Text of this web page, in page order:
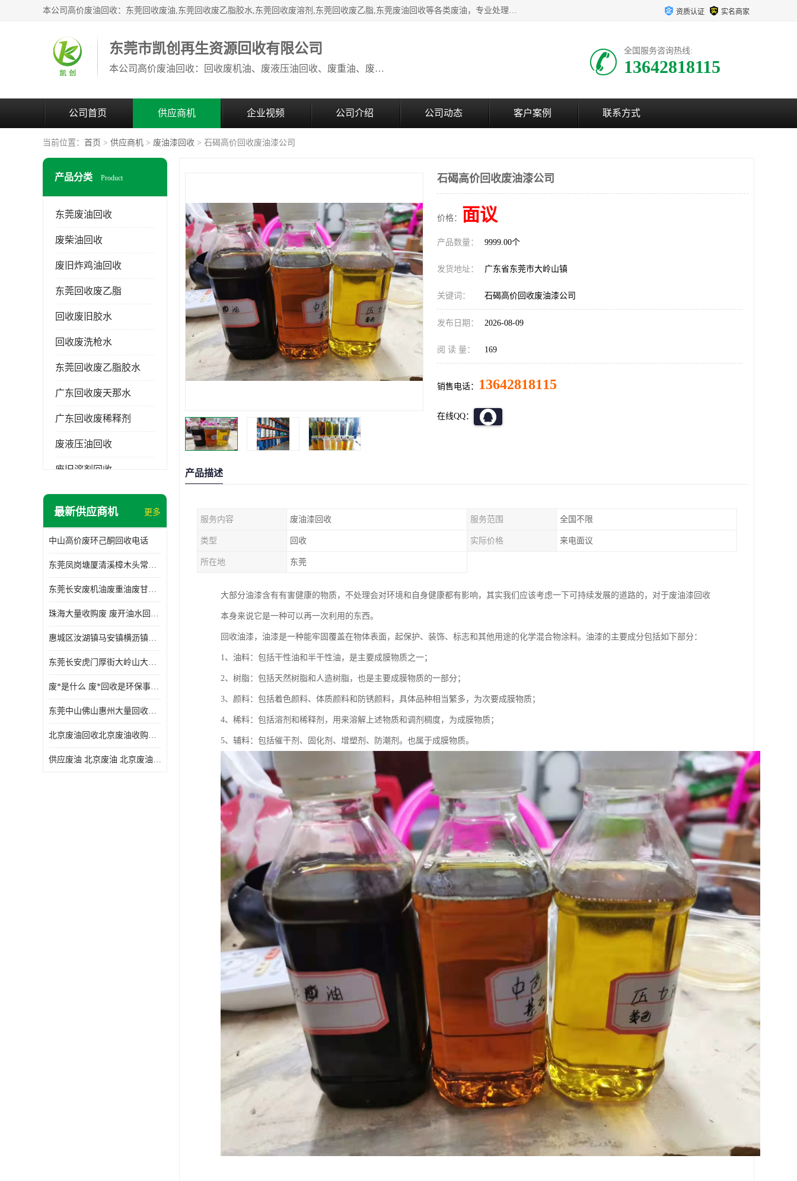
本公司高价废油回收：东莞回收废油,东莞回收废乙脂胶水,东莞回收废溶剂,东莞回收废乙脂,东莞废油回收等各类废油，专业处理从事化工产品研发与销售的综合型高科技服务性企业。我公司自成立以来，一直秉承“科技创新，立足诚信，感恩于心”的理念，力求设计与客户合作共赢的局面。在广大新老客户的大力支持下，我公司员工经过不懈努力，公司已快速发展成为国内知名化工企业。 资质认证 实名商家
东莞市凯创再生资源回收有限公司
本公司高价废油回收：回收废机油、废液压油回收、废重油、废食用油回收、废导热油、废、废油漆、废UV光油、废清、废白矿油、废变压器油
全国服务咨询热线:
13642818115
公司首页 供应商机 企业视频 公司介绍 公司动态 客户案例 联系方式
当前位置： 首页 > 供应商机 > 废油漆回收 > 石碣高价回收废油漆公司
产品分类 Product
东莞废油回收
废柴油回收
废旧炸鸡油回收
东莞回收废乙脂
回收废旧胶水
回收废洗枪水
东莞回收废乙脂胶水
广东回收废天那水
广东回收废稀释剂
废液压油回收
废旧溶剂回收
东莞回收废溶剂
废三氯乙烯回收
废混合溶剂回收
最新供应商机 更多
中山高价废环己酮回收电话
东莞凤岗塘厦清溪樟木头常平废液压油 废火花机油 废 废切削油 废齿轮油 废导轨油 废螺杆油
东莞长安废机油废重油废甘油废矿物油废燃料油废废润滑油废火花机油废油废齿轮油
珠海大量收购废 废开油水回收废酒精废废乙酯胶水废洗枪水废开油水废二废三氯丁脂乙脂废甲
惠城区汝湖镇马安镇横沥镇芦洲镇 惠阳新圩镇镇镇沙田镇废机油废液压油废润滑油废废火花机油废白电油废废齿轮油废白矿油废变压器油废燃料油
东莞长安虎门厚街大岭山大量回收废开油水废洗枪水废稀释剂
废*是什么 废*回收是环保事业吗
东莞中山佛山惠州大量回收废机油，废液压油，废润滑油，废，废火花机油，废白电油，废，废齿轮油，废白矿油，废变压器油，废燃料油，废切削油
北京废油回收北京废油收购再生注意的事项
供应废油 北京废油 北京废油回收 废油收购
石碣高价回收废油漆公司
价格： 面议
产品数量： 9999.00个
发货地址： 广东省东莞市大岭山镇
关键词： 石碣高价回收废油漆公司
发布日期： 2026-08-09
阅 读 量： 169
销售电话： 13642818115
在线QQ：
产品描述
服务内容 废油漆回收 服务范围 全国不限
类型 回收 实际价格 来电面议
所在地 东莞
大部分油漆含有有害健康的物质，不处理会对环境和自身健康都有影响，其实我们应该考虑一下可持续发展的道路的，对于废油漆回收
本身来说它是一种可以再一次利用的东西。
回收油漆，油漆是一种能牢固覆盖在物体表面，起保护、装饰、标志和其他用途的化学混合物涂料。油漆的主要成分包括如下部分：
1、油料：包括干性油和半干性油，是主要成膜物质之一；
2、树脂：包括天然树脂和人造树脂，也是主要成膜物质的一部分；
3、颜料：包括着色颜料、体质颜料和防锈颜料，具体品种相当繁多，为次要成膜物质；
4、稀料：包括溶剂和稀释剂，用来溶解上述物质和调剂稠度，为成膜物质；
5、辅料：包括催干剂、固化剂、增塑剂、防潮剂。也属于成膜物质。